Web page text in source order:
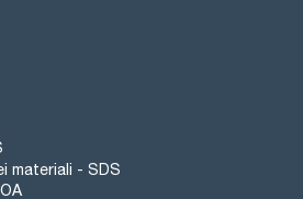
materiali - SDS